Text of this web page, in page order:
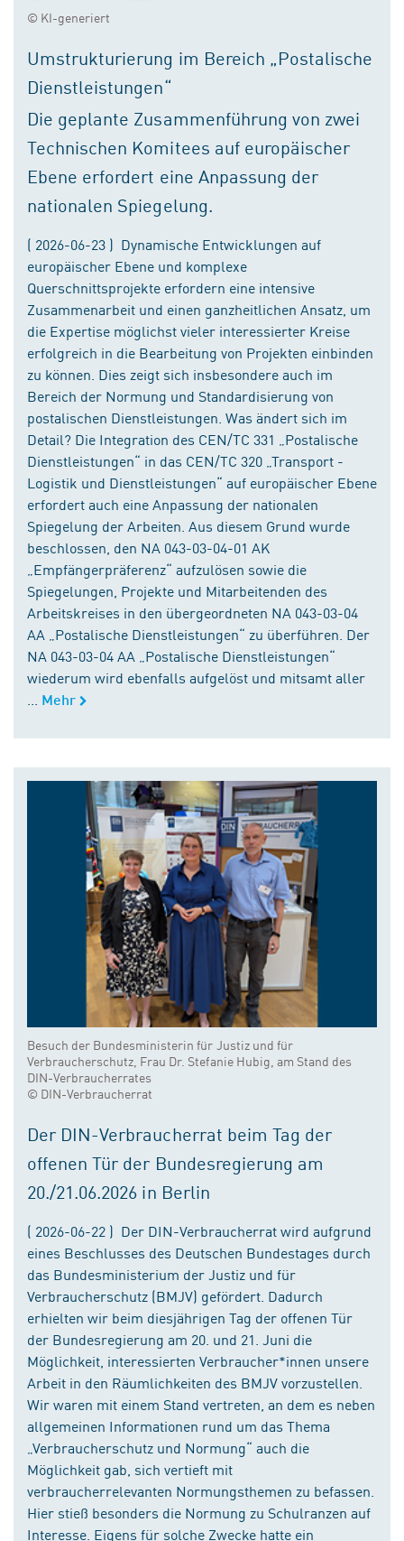
© KI-generiert
Umstrukturierung im Bereich „Postalische
Dienstleistungen“
Die geplante Zusammenführung von zwei
Technischen Komitees auf europäischer
Ebene erfordert eine Anpassung der
nationalen Spiegelung.
( 2026-06-23 ) Dynamische Entwicklungen auf
europäischer Ebene und komplexe
Querschnittsprojekte erfordern eine intensive
Zusammenarbeit und einen ganzheitlichen Ansatz, um
die Expertise möglichst vieler interessierter Kreise
erfolgreich in die Bearbeitung von Projekten einbinden
zu können. Dies zeigt sich insbesondere auch im
Bereich der Normung und Standardisierung von
postalischen Dienstleistungen. Was ändert sich im
Detail? Die Integration des CEN/TC 331 „Postalische
Dienstleistungen“ in das CEN/TC 320 „Transport -
Logistik und Dienstleistungen“ auf europäischer Ebene
erfordert auch eine Anpassung der nationalen
Spiegelung der Arbeiten. Aus diesem Grund wurde
beschlossen, den NA 043-03-04-01 AK
„Empfängerpräferenz“ aufzulösen sowie die
Spiegelungen, Projekte und Mitarbeitenden des
Arbeitskreises in den übergeordneten NA 043-03-04
AA „Postalische Dienstleistungen“ zu überführen. Der
NA 043-03-04 AA „Postalische Dienstleistungen“
wiederum wird ebenfalls aufgelöst und mitsamt aller
Mehr
Besuch der Bundesministerin für Justiz und für
Verbraucherschutz, Frau Dr. Stefanie Hubig, am Stand des
DIN-Verbraucherrates
© DIN-Verbraucherrat
Der DIN-Verbraucherrat beim Tag der
offenen Tür der Bundesregierung am
20./21.06.2026 in Berlin
( 2026-06-22 ) Der DIN-Verbraucherrat wird aufgrund
eines Beschlusses des Deutschen Bundestages durch
das Bundesministerium der Justiz und für
Verbraucherschutz (BMJV) gefördert. Dadurch
erhielten wir beim diesjährigen Tag der offenen Tür
der Bundesregierung am 20. und 21. Juni die
Möglichkeit, interessierten Verbraucher*innen unsere
Arbeit in den Räumlichkeiten des BMJV vorzustellen.
Wir waren mit einem Stand vertreten, an dem es neben
allgemeinen Informationen rund um das Thema
„Verbraucherschutz und Normung“ auch die
Möglichkeit gab, sich vertieft mit
verbraucherrelevanten Normungsthemen zu befassen.
Hier stieß besonders die Normung zu Schulranzen auf
Interesse. Eigens für solche Zwecke hatte ein